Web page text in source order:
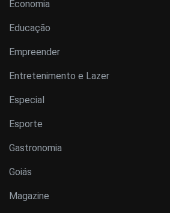
Economia
Educação
Empreender
Entretenimento e Lazer
Especial
Esporte
Gastronomia
Goiás
Magazine